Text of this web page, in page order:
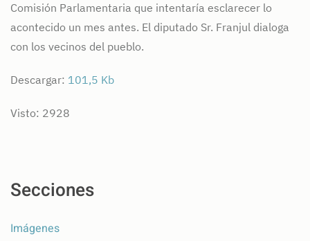
Comisión Parlamentaria que intentaría esclarecer lo
acontecido un mes antes. El diputado Sr. Franjul dialoga
con los vecinos del pueblo.
Descargar: 101,5 Kb
Visto: 2928
Secciones
Imágenes